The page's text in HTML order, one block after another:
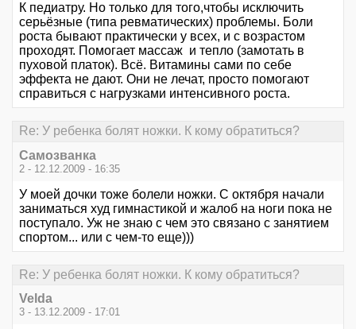
К педиатру. Но только для того,чтобы исключить
серьёзные (типа ревматических) проблемы. Боли
роста бывают практически у всех, и с возрастом
проходят. Помогает массаж и тепло (замотать в
пуховой платок). Всё. Витамины сами по себе
эффекта не дают. Они не лечат, просто помогают
справиться с нагрузками интенсивного роста.
Re: У ребенка болят ножки. К кому обратиться?
Самозванка
2 - 12.12.2009 - 16:35
У моей дочки тоже болели ножки. С октября начали
заниматься худ гимнастикой и жалоб на ноги пока не
поступало. Уж не знаю с чем это связано с занятием
спортом... или с чем-то еще)))
Re: У ребенка болят ножки. К кому обратиться?
Velda
3 - 13.12.2009 - 17:01